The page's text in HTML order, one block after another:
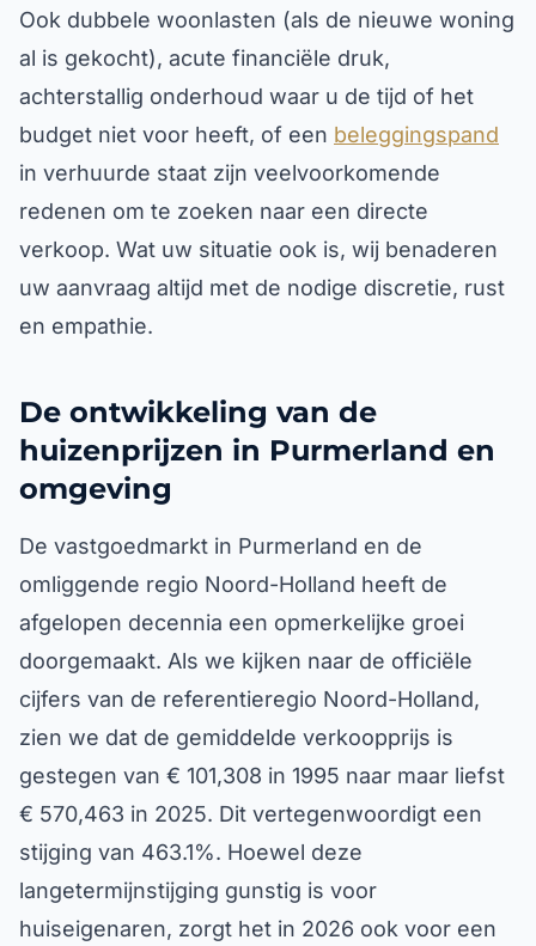
Ook dubbele woonlasten (als de nieuwe woning
al is gekocht), acute financiële druk,
achterstallig onderhoud waar u de tijd of het
budget niet voor heeft, of een beleggingspand
in verhuurde staat zijn veelvoorkomende
redenen om te zoeken naar een directe
verkoop. Wat uw situatie ook is, wij benaderen
uw aanvraag altijd met de nodige discretie, rust
en empathie.
De ontwikkeling van de
huizenprijzen in Purmerland en
omgeving
De vastgoedmarkt in Purmerland en de
omliggende regio Noord-Holland heeft de
afgelopen decennia een opmerkelijke groei
doorgemaakt. Als we kijken naar de officiële
cijfers van de referentieregio Noord-Holland,
zien we dat de gemiddelde verkoopprijs is
gestegen van € 101,308 in 1995 naar maar liefst
€ 570,463 in 2025. Dit vertegenwoordigt een
stijging van 463.1%. Hoewel deze
langetermijnstijging gunstig is voor
huiseigenaren, zorgt het in 2026 ook voor een